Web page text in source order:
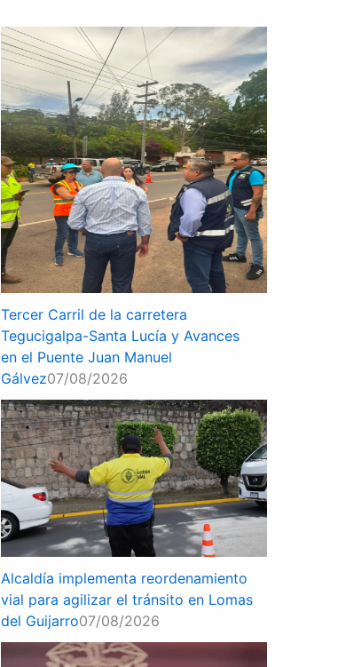
Tercer Carril de la carretera
Tegucigalpa-Santa Lucía y Avances
en el Puente Juan Manuel
Gálvez07/08/2026
Alcaldía implementa reordenamiento
vial para agilizar el tránsito en Lomas
del Guijarro07/08/2026